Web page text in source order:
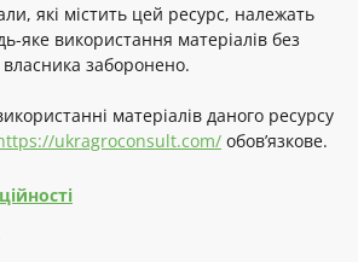
які містить цей ресурс, належать
яке використання матеріалів без
заборонено.
матеріалів даного ресурсу
ukragroconsult.com/ обов’язкове.